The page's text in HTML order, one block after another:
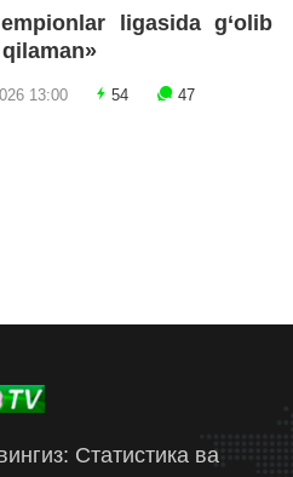
ligasida g‘olib
13:00 54 47
Статистика ва